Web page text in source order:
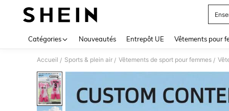
Catégories Nouveautés Entrepôt UE Vêtements pour
Accueil / Sports & plein air / Vêtements de sport pour femmes /